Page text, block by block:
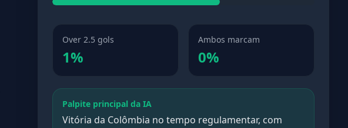
Over 2.5 gols
1%
Ambos marcam
0%
Palpite principal da IA
Vitória da Colômbia no tempo regulamentar, com